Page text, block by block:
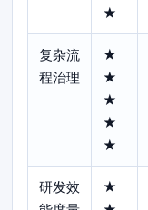
★
复杂流
程治理
★
★
★
★
★
研发效
★